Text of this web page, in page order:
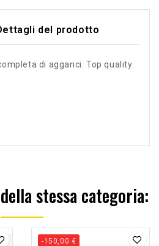
del prodotto
di agganci. Top quality.
stessa categoria:
-150,00 €